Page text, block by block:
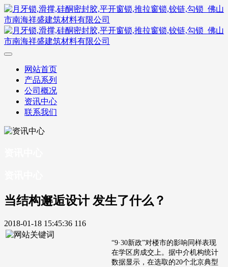
网站首页
产品系列
公司概况
资讯中心
联系我们
当结构邂逅设计 发生了什么？
2018-01-18 15:45:36 116
“9·30新政”对楼市的影响同样表现
在学区房成交上。据中介机构统计
数据显示，在选取的20个北京典型